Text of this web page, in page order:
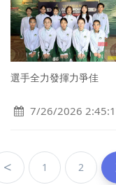
選手全力發揮力爭佳
7/26/2026
< 1 2